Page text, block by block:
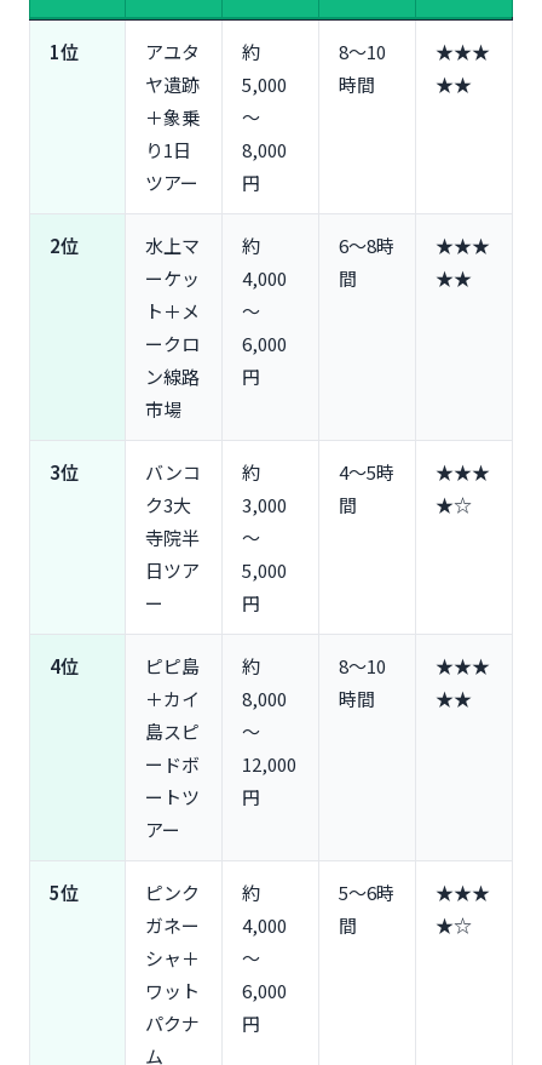
チップの相場・持ち物リスト
季節別（乾季・雨季）のツアー選び方
よくある質問
Q1. タイの現地ツアーはいつ予約すべき？
Q2. 日本語ガイド付きツアーは必要？
Q3. 現地ツアーの料金相場はどれくらい？
Q4. 雨季（6月〜10月）でもツアーは催行される？
Q5. 子供連れでも参加できるツアーは？
Q6. 当日予約は可能？
まとめ：タイ現地ツアーの選び方3つのポイント
タイ現地ツアー選びの結論
今すぐ予約するならこのツアー
1位
アユタ
ヤ遺跡
＋象乗
り1日
ツアー
約
5,000
〜
8,000
円
8〜10
時間
★★★
★★
2位
水上マ
ーケッ
ト＋メ
ークロ
ン線路
市場
約
4,000
〜
6,000
円
6〜8時
間
★★★
★★
3位
バンコ
ク3大
寺院半
日ツア
ー
約
3,000
〜
5,000
円
4〜5時
間
★★★
★☆
4位
ピピ島
＋カイ
島スピ
ードボ
ートツ
アー
約
8,000
〜
12,000
円
8〜10
時間
★★★
★★
5位
ピンク
ガネー
シャ＋
ワット
パクナ
ム
約
4,000
〜
6,000
円
5〜6時
間
★★★
★☆